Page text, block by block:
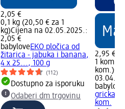
2,05 €
0,1 kg (20,50 € za 1
kg)Cijena na 02.05.2025.:
2,05 €
babyloveEKO pločica od
žitarica - jabuka i banana,
4 x 25..., 100 g
(112)
Dostupno za isporuku
Odaberi dm trgovinu
2,95 €
1 kom.
kom.)
babylove
kom.